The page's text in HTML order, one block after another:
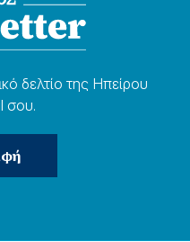
δελτίο της Ηπείρου
σου.